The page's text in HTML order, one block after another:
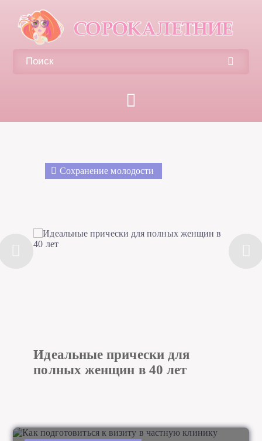
Сохранение молодости
Идеальные прически для
полных женщин в 40 лет